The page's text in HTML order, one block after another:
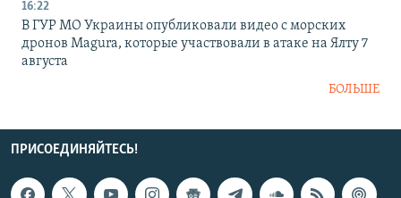
16:22
В ГУР МО Украины опубликовали видео с морских
дронов Magura, которые участвовали в атаке на Ялту 7
августа
БОЛЬШЕ
ПРИСОЕДИНЯЙТЕСЬ!